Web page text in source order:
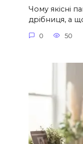
Чому якісні
дрібниця, а
0 50